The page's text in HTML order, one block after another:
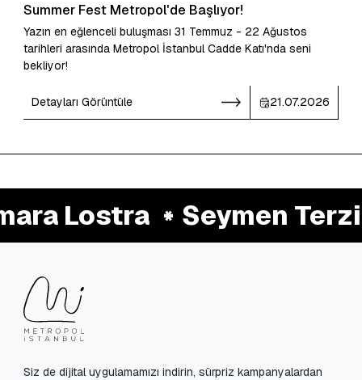
Summer Fest Metropol'de Başlıyor!
Yazın en eğlenceli buluşması 31 Temmuz - 22 Ağustos
tarihleri arasında Metropol İstanbul Cadde Katı'nda seni
bekliyor!
Detayları Görüntüle 21.07.2026
Lostra Seymen Terzi
Siz de dijital uygulamamızı indirin, sürpriz kampanyalardan